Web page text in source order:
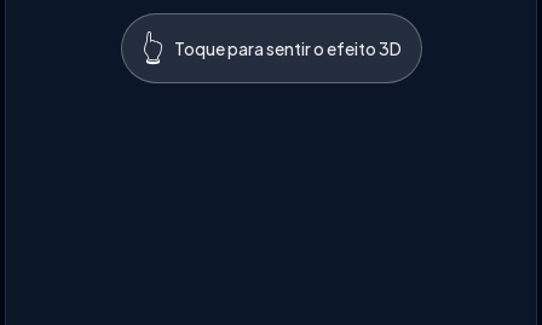
👆 Toque para sentir o efeito 3D